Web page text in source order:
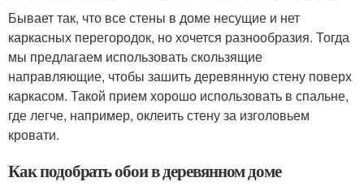
Бывает так, что все стены в доме несущие и нет
каркасных перегородок, но хочется разнообразия. Тогда
мы предлагаем использовать скользящие
направляющие, чтобы зашить деревянную стену поверх
каркасом. Такой прием хорошо использовать в спальне,
где легче, например, оклеить стену за изголовьем
кровати.
Как подобрать обои в деревянном доме